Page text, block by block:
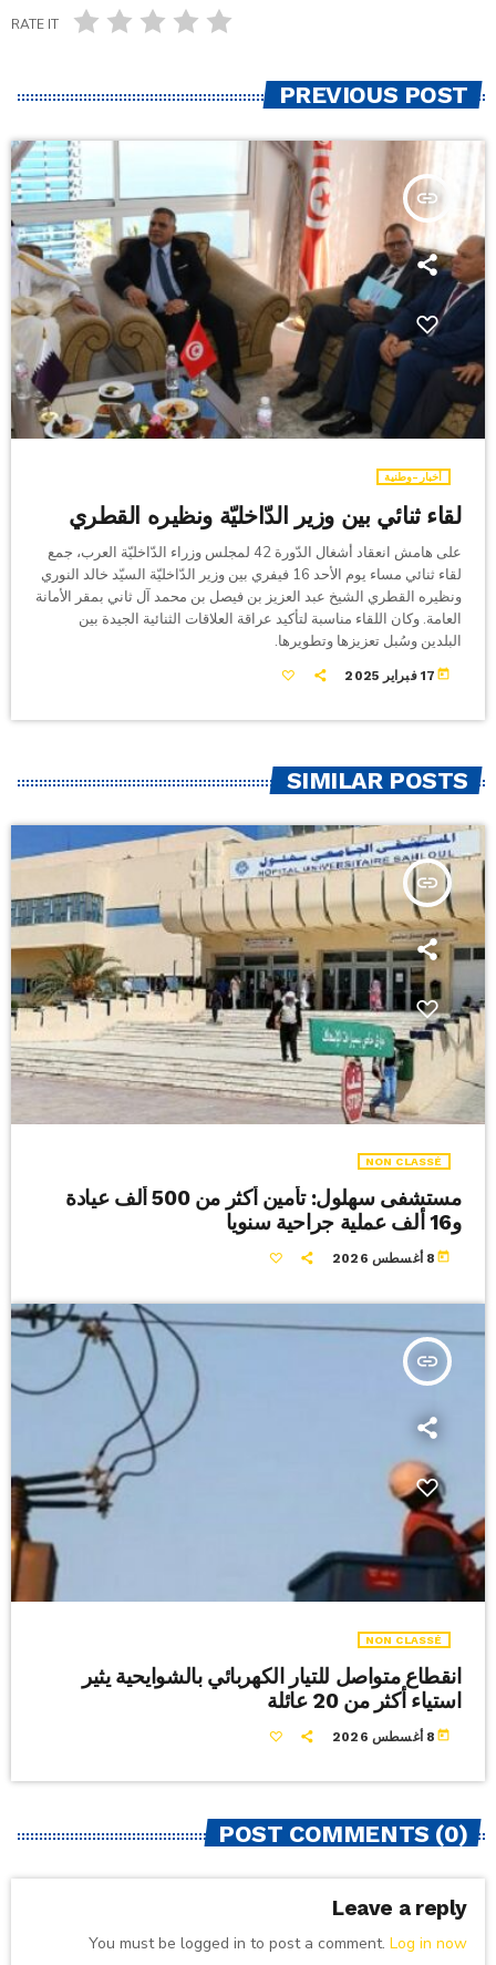
RATE IT
PREVIOUS POST
insert_link
أخبار-وطنية
لقاء ثنائي بين وزير الدّاخليّة ونظيره القطري
على هامش انعقاد أشغال الدّورة 42 لمجلس وزراء الدّاخليّة العرب، جمع
لقاء ثنائي مساء يوم الأحد 16 فيفري بين وزير الدّاخليّة السيّد خالد النوري
ونظيره القطري الشيخ عبد العزيز بن فيصل بن محمد آل ثاني بمقر الأمانة
العامة. وكان اللقاء مناسبة لتأكيد عراقة العلاقات الثنائية الجيدة بين
البلدين وسُبل تعزيزها وتطويرها.
today 17 فبراير 2025
SIMILAR POSTS
insert_link
NON CLASSÉ
مستشفى سهلول: تأمين أكثر من 500 ألف عيادة
و16 ألف عملية جراحية سنويا
today 8 أغسطس 2026
insert_link
NON CLASSÉ
انقطاع متواصل للتيار الكهربائي بالشوايحية يثير
استياء أكثر من 20 عائلة
today 8 أغسطس 2026
POST COMMENTS (0)
Leave a reply
You must be logged in to post a comment. Log in now